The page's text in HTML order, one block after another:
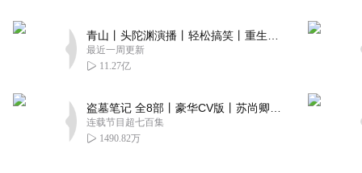
最近一周更新
11.27亿
连载节目超七百集
1490.82万